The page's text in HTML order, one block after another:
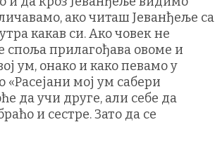
ако читаш Јеванђеље са
какав си. Ако човек не
споља прилагођава овоме и
ум, онако и како певамо у
мој ум сабери
да учи друге, али себе да
и сестре. Зато да се